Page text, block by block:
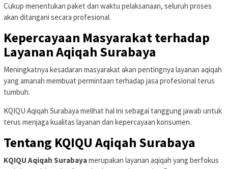
Cukup menentukan paket dan waktu pelaksanaan, seluruh proses
akan ditangani secara profesional.
Kepercayaan Masyarakat terhadap
Layanan Aqiqah Surabaya
Meningkatnya kesadaran masyarakat akan pentingnya layanan aqiqah
yang amanah membuat permintaan terhadap jasa profesional terus
tumbuh.
KQIQU Aqiqah Surabaya melihat hal ini sebagai tanggung jawab untuk
terus menjaga kualitas layanan dan kepercayaan konsumen.
Tentang KQIQU Aqiqah Surabaya
KQIQU Aqiqah Surabayamerupakan layanan aqiqah yang berfokus